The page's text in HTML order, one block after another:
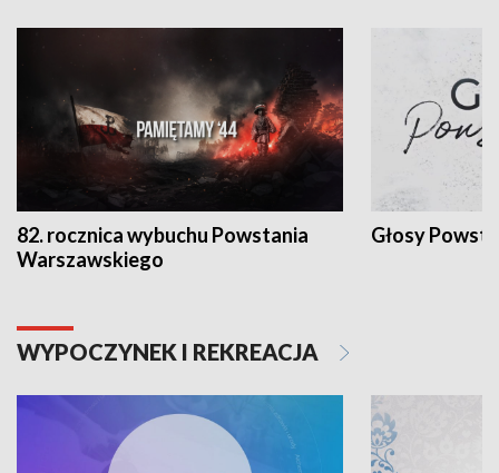
82. rocznica wybuchu Powstania
Warszawskiego
Głosy
WYPOCZYNEK I REKREACJA